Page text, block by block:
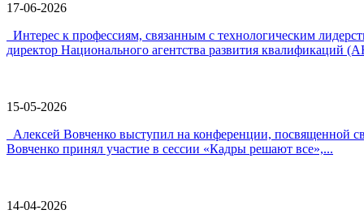
17-06-2026
Интерес к профессиям, связанным с технологическим
директор Национального агентства развития квалификаций
15-05-2026
Алексей Вовченко выступил на конференции,
Вовченко принял участие в сессии «Кадры решают все»,...
14-04-2026